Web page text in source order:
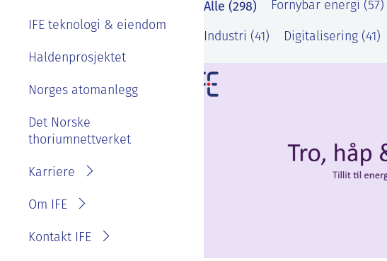
Prosjekter
Laboratorier
Tjenester
IFE teknologi & eiendom
Haldenprosjektet
Norges atomanlegg
Det Norske
thoriumnettverket
Karriere
Se ledige stillinger
velferdsordninger
Sommerjobb eller
masteroppgave på
Om IFE
rapporter
Bærekraft og etikk
IFE sin historie
Personvernerklæring for
Kontakt IFE
Kontakt IFE
Våre ansatte
Fakturainformasjon
Varsling eller melde
Alle (298) Fornybar energi (57)
Industri (41) Digitalisering (41)